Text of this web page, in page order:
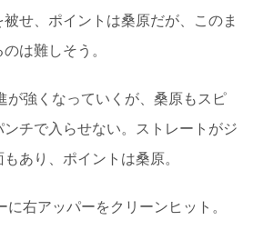
せ、ポイントは桑原だが、このま
は難しそう。
が強くなっていくが、桑原もスピ
チで入らせない。ストレートがジ
あり、ポイントは桑原。
右アッパーをクリーンヒット。